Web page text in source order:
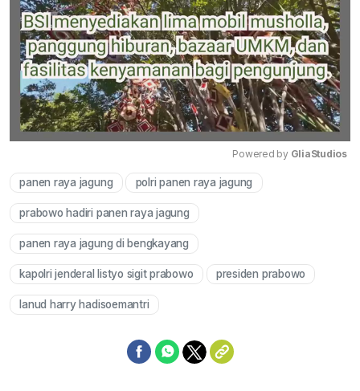
Powered by GliaStudios
panen raya jagung polri panen raya jagung
prabowo hadiri panen raya jagung
panen raya jagung di bengkayang
kapolri jenderal listyo sigit prabowo presiden prabowo
lanud harry hadisoemantri